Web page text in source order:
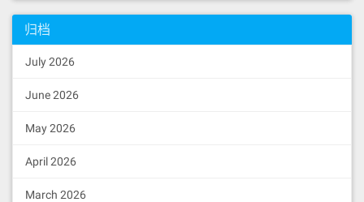
归档
July 2026
June 2026
May 2026
April 2026
March 2026